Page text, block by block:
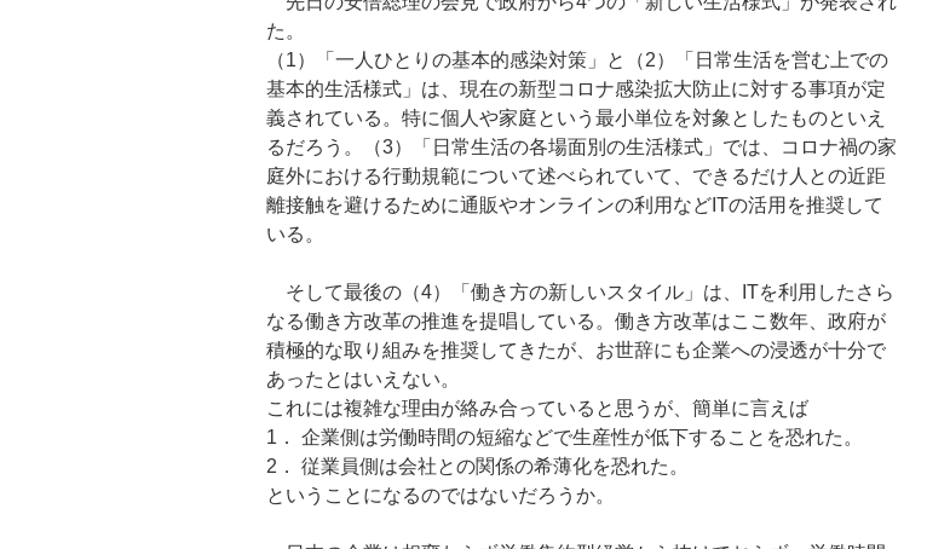
た。
（1）「一人ひとりの基本的感染対策」と（2）「日常生活を営む上での
基本的生活様式」は、現在の新型コロナ感染拡大防止に対する事項が定
義されている。特に個人や家庭という最小単位を対象としたものといえ
るだろう。（3）「日常生活の各場面別の生活様式」では、コロナ禍の家
庭外における行動規範について述べられていて、できるだけ人との近距
離接触を避けるために通販やオンラインの利用などITの活用を推奨して
いる。
そして最後の（4）「働き方の新しいスタイル」は、ITを利用したさら
なる働き方改革の推進を提唱している。働き方改革はここ数年、政府が
積極的な取り組みを推奨してきたが、お世辞にも企業への浸透が十分で
あったとはいえない。
これには複雑な理由が絡み合っていると思うが、簡単に言えば
1． 企業側は労働時間の短縮などで生産性が低下することを恐れた。
2． 従業員側は会社との関係の希薄化を恐れた。
ということになるのではないだろうか。